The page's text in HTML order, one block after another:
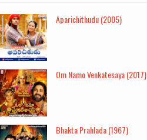
Aparichithudu (2005)
Om Namo Venkatesaya (2017)
Bhakta Prahlada (1967)